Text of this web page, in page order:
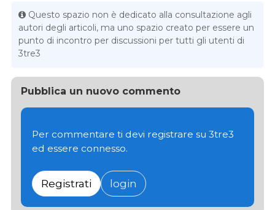
Questo spazio non è dedicato alla consultazione agli
autori degli articoli, ma uno spazio creato per essere un
punto di incontro per discussioni per tutti gli utenti di
3tre3
Pubblica un nuovo commento
Per commentare ti devi registrare su 3tre3
ed essere connesso.
Registrati login